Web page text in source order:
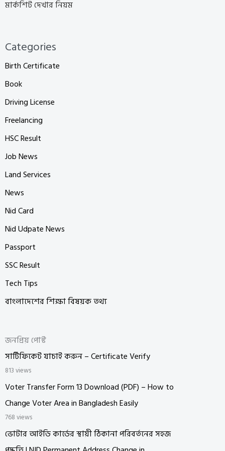
মার্কশিট দেখার নিয়ম
Categories
Birth Certificate
Book
Driving License
Freelancing
HSC Result
Job News
Land Services
News
Nid Card
Nid Udpate News
Passport
SSC Result
Tech Tips
বাংলাদেশের শিক্ষা বিষয়ক তথ্য
জনপ্রিয় পোস্ট
সার্টিফিকেট যাচাই করুন – Certificate Verify
813 views
Voter Transfer Form 13 Download (PDF) – How to
Change Voter Area in Bangladesh Easily
768 views
ভোটার আইডি কার্ডের স্থায়ী ঠিকানা পরিবর্তনের সহজ